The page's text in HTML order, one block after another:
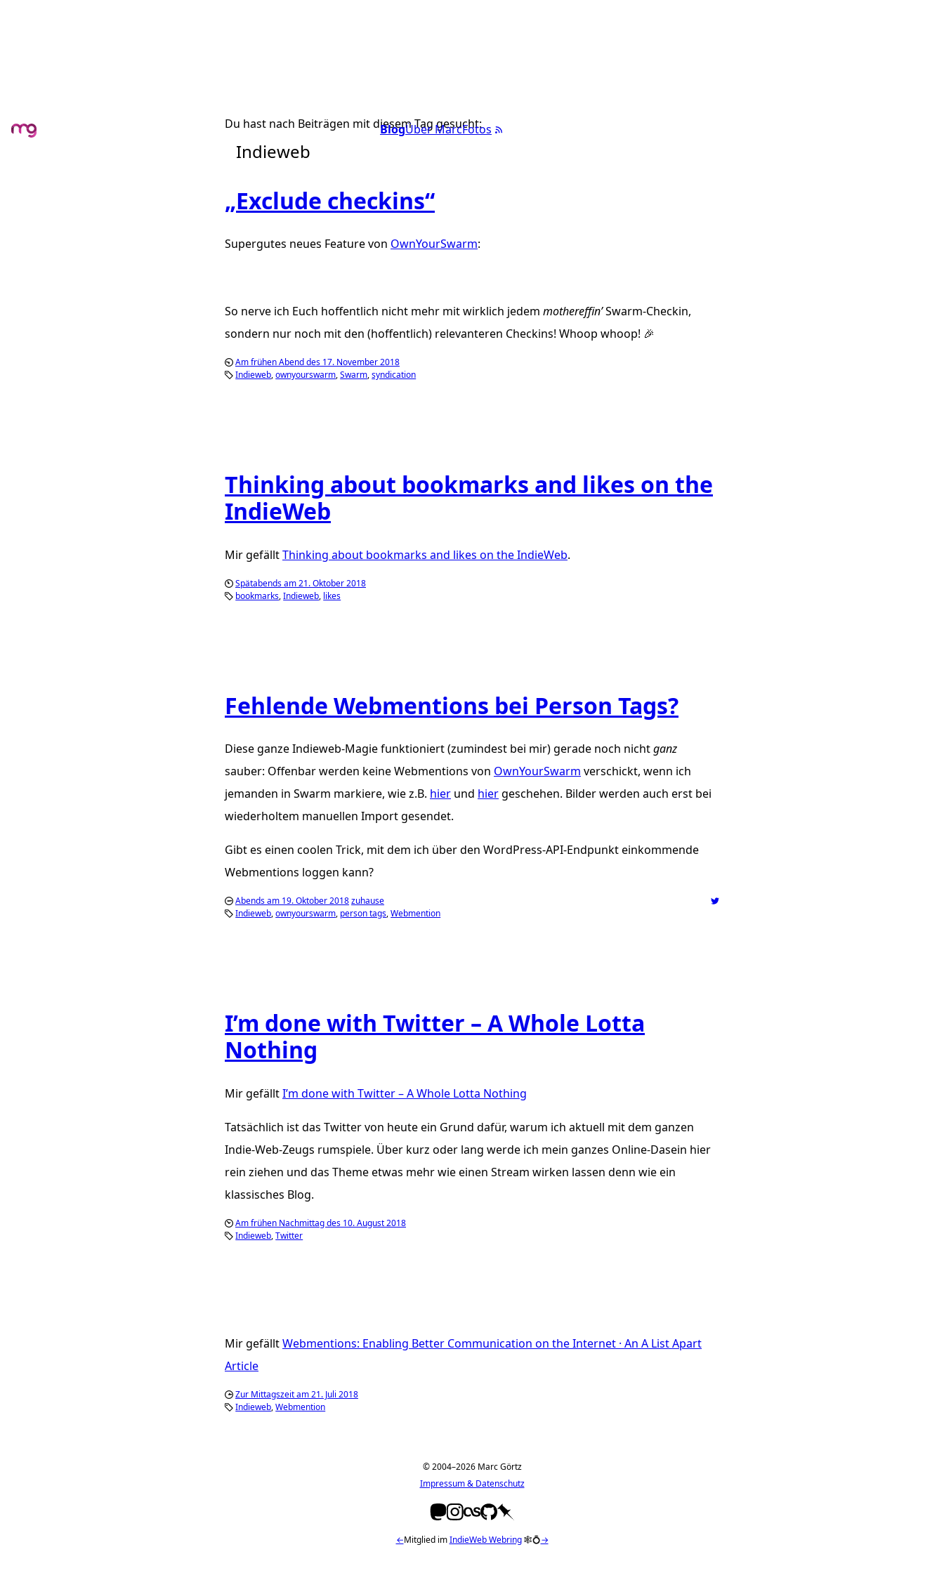
BlogÜber MarcFotos
Du hast nach Beiträgen mit diesem Tag gesucht:
Indieweb
„Exclude checkins“
Supergutes neues Feature von OwnYourSwarm:
So nerve ich Euch hoffentlich nicht mehr mit wirklich jedem mothereffin’Swarm-Checkin,
sondern nur noch mit den (hoffentlich) relevanteren Checkins! Whoop whoop! 🎉
Am frühen Abend des 17. November 2018
Indieweb ownyourswarm Swarm syndication
Thinking about bookmarks and likes on the
IndieWeb
Mir gefälltThinking about bookmarks and likes on the IndieWeb.
Spätabends am 21. Oktober 2018
bookmarks Indieweb likes
Fehlende Webmentions bei Person Tags?
Diese ganze Indieweb-Magie funktioniert (zumindest bei mir) gerade noch nichtganz
sauber: Offenbar werden keine Webmentions von OwnYourSwarm verschickt, wenn ich
jemanden in Swarm markiere, wiez.B. hier und hiergeschehen. Bilder werden auch erst bei
wiederholtem manuellen Import gesendet.
Gibt es einen coolen Trick, mit dem ich über den WordPress-API-Endpunkt einkommende
Webmentions loggen kann?
Abends am 19. Oktober 2018zuhause
Indieweb ownyourswarm person tags Webmention
I’m done with Twitter – A Whole Lotta
Nothing
Mir gefälltI’m done with Twitter – A Whole Lotta Nothing
Tatsächlich ist das Twitter von heute ein Grund dafür, warum ich aktuell mit dem ganzen
Indie-Web-Zeugs rumspiele. Über kurz oder lang werde ich mein ganzes Online-Dasein hier
rein ziehen und das Theme etwas mehr wie einen Stream wirken lassen denn wie ein
klassisches Blog.
Am frühen Nachmittag des 10. August 2018
Indieweb Twitter
Mir gefälltWebmentions: Enabling Better Communication on the Internet · An A List Apart
Article
Zur Mittagszeit am 21. Juli 2018
Indieweb Webmention
© 2004–2026 Marc Görtz
Impressum & Datenschutz
←Mitglied imIndieWeb Webring🕸💍→